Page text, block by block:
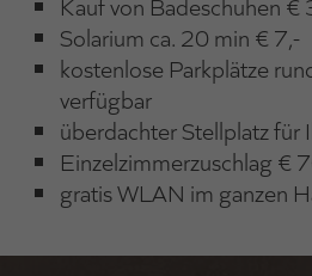
Solarium ca. 20 min € 7,-
kostenlose Parkplätze
verfügbar
überdachter Stellplatz für
Einzelzimmerzuschlag €
gratis WLAN im ganzen